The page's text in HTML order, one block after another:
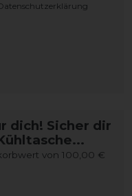
dich! Sicher dir
von 100,00 €